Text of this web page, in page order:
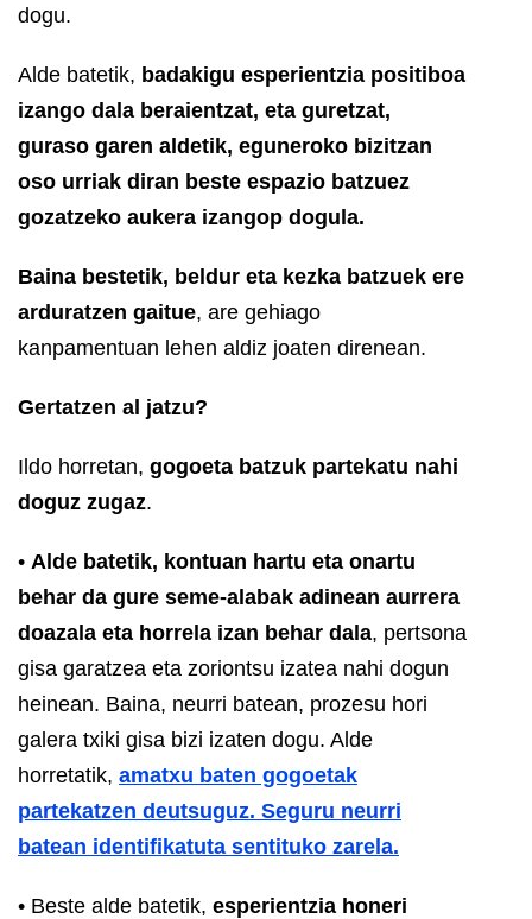
dogu.
Alde batetik, badakigu esperientzia positiboa
izango dala beraientzat, eta guretzat,
guraso garen aldetik, eguneroko bizitzan
oso urriak diran beste espazio batzuez
gozatzeko aukera izangop dogula.
Baina bestetik, beldur eta kezka batzuek ere
arduratzen gaitue, are gehiago
kanpamentuan lehen aldiz joaten direnean.
Gertatzen al jatzu?
Ildo horretan, gogoeta batzuk partekatu nahi
doguz zugaz.
• Alde batetik, kontuan hartu eta onartu
behar da gure seme-alabak adinean aurrera
doazala eta horrela izan behar dala, pertsona
gisa garatzea eta zoriontsu izatea nahi dogun
heinean. Baina, neurri batean, prozesu hori
galera txiki gisa bizi izaten dogu. Alde
horretatik, amatxu baten gogoetak
partekatzen deutsuguz. Seguru neurri
batean identifikatuta sentituko zarela.
• Beste alde batetik, esperientzia honeri